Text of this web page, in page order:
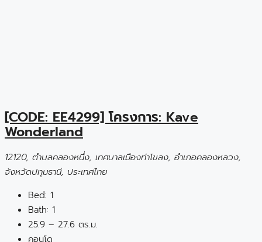
[CODE: EE4299] โครงการ: Kave
Wonderland
12120, ตำบลคลองหนึ่ง, เทศบาลเมืองท่าโขลง, อำเภอคลองหลวง,
จังหวัดปทุมธานี, ประเทศไทย
Bed: 1
Bath: 1
25.9 – 27.6 ตร.ม.
คอนโด